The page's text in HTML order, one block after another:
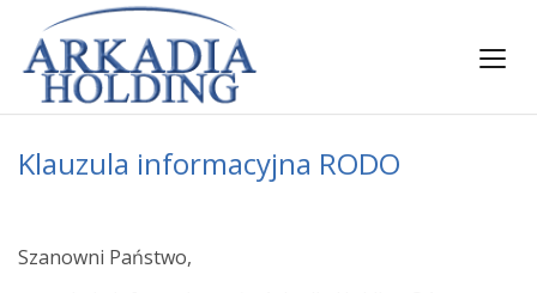
Klauzula informacyjna RODO
Szanowni Państwo,